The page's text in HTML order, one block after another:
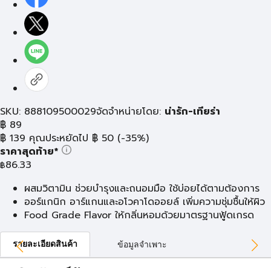
SKU: 888109500029จัดจำหน่ายโดย: น่ารัก-เทียร่า
฿ 89
฿ 139 คุณประหยัดไป ฿ 50 (-35%)
ราคาสุดท้าย*
฿86.33
ผสมวิตามิน ช่วยบำรุงและถนอมมือ ใช้บ่อยได้ตามต้องการ
ออร์แกนิก อาร์แกนและอโวคาโดออยล์ เพิ่มความชุ่มชื้นให้ผิว
Food Grade Flavor ให้กลิ่นหอมด้วยมาตรฐานฟู้ดเกรด
รายละเอียดสินค้า ข้อมูลจำเพาะ